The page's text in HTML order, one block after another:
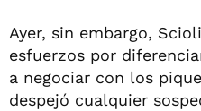
Ayer, sin embargo,
esfuerzos por
a negociar con los
despejó cualquier